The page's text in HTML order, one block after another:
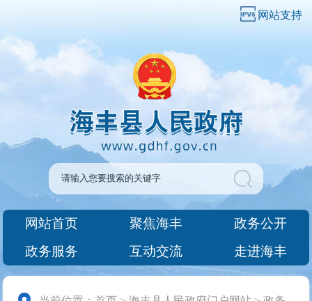
网站支持
网站首页 聚焦海丰
政务公开
政务服务
互动交流 走进海丰